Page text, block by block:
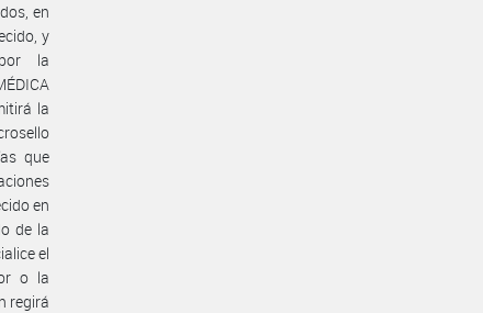
en
y
la
la
que
en
de la
el
o la
regirá